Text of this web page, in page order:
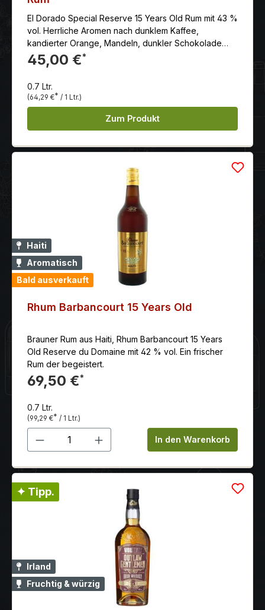
El Dorado Special Reserve 15 Years Old Rum mit 43 %
vol. Herrliche Aromen nach dunklem Kaffee,
kandierter Orange, Mandeln, dunkler Schokolade
und feine Röstaromen.
45,00 €*
0.7 Ltr.
(64,29 €* / 1 Ltr.)
Zum Produkt
Haiti
Aromatisch
Bald ausverkauft
Rhum Barbancourt 15 Years Old
Brauner Rum aus Haiti, Rhum Barbancourt 15 Years
Old Reserve du Domaine mit 42 % vol. Ein frischer
Rum der begeistert.
69,50 €*
0.7 Ltr.
(99,29 €* / 1 Ltr.)
Produkt Anzahl: Gib denIn den Warenkorb
✦ Tipp.
Irland
Fruchtig & würzig